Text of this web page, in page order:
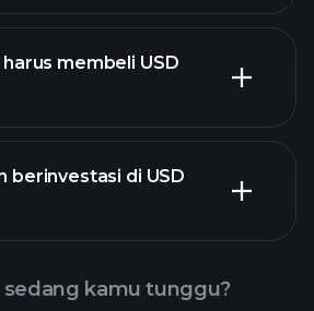
membeli USD
Tournament Playtrade
berinvestasi di USD
sedang kamu tunggu?